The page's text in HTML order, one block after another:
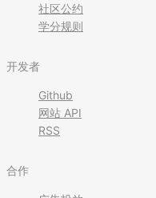
社区公约
学分规则
开发者
Github
网站 API
RSS
合作